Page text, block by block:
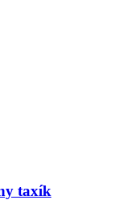
taxík